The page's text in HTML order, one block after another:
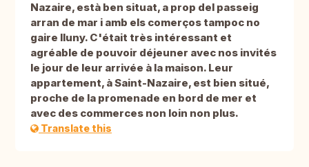
Nazaire, està ben situat, a prop del passeig
arran de mar i amb els comerços tampoc no
gaire lluny. C'était très intéressant et
agréable de pouvoir déjeuner avec nos invités
le jour de leur arrivée à la maison. Leur
appartement, à Saint-Nazaire, est bien situé,
proche de la promenade en bord de mer et
avec des commerces non loin non plus.
Translate this